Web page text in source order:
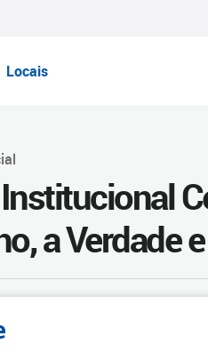
Locais
a Verdade